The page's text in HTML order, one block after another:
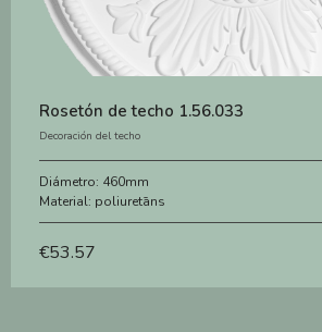
Rosetón de techo 1.56.033
Decoración del techo
Diámetro: 460mm
Material: poliuretāns
€53.57